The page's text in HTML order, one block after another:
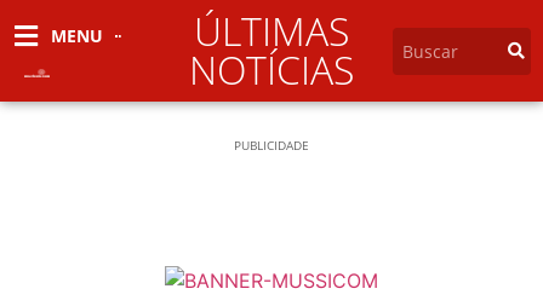
MENU ÚLTIMAS
NOTÍCIAS
PUBLICIDADE